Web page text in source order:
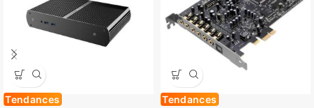
Tendances Tendances